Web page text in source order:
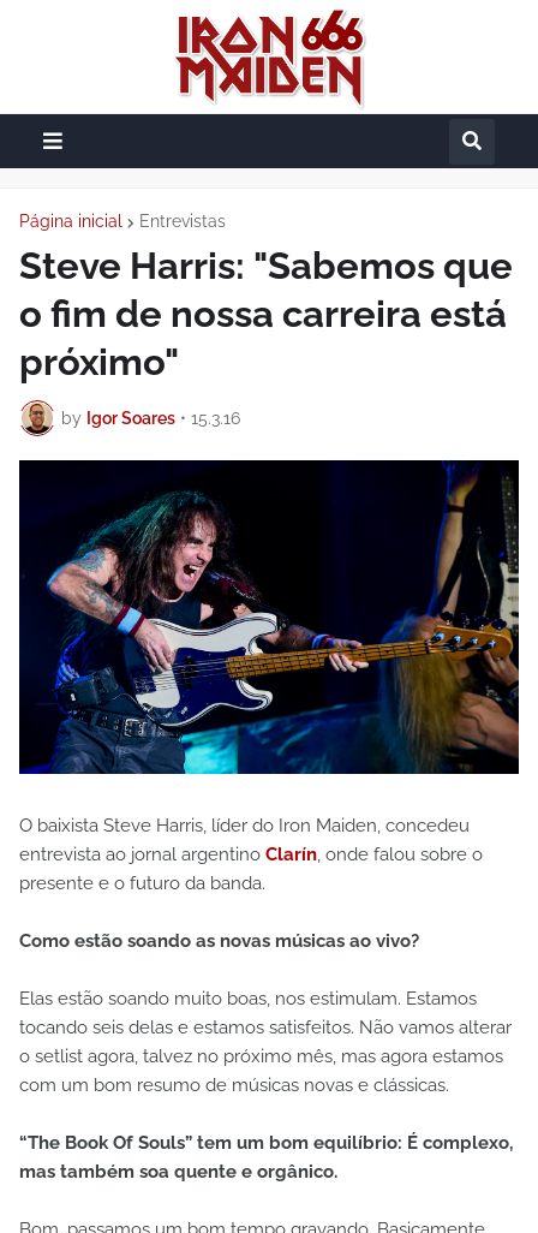
Página inicial Entrevistas
Steve Harris: "Sabemos que
o fim de nossa carreira está
próximo"
by Igor Soares • 15.3.16
O baixista Steve Harris, líder do Iron Maiden, concedeu
entrevista ao jornal argentino Clarín, onde falou sobre o
presente e o futuro da banda.
Como estão soando as novas músicas ao vivo?
Elas estão soando muito boas, nos estimulam. Estamos
tocando seis delas e estamos satisfeitos. Não vamos alterar
o setlist agora, talvez no próximo mês, mas agora estamos
com um bom resumo de músicas novas e clássicas.
“The Book Of Souls” tem um bom equilíbrio: É complexo,
mas também soa quente e orgânico.